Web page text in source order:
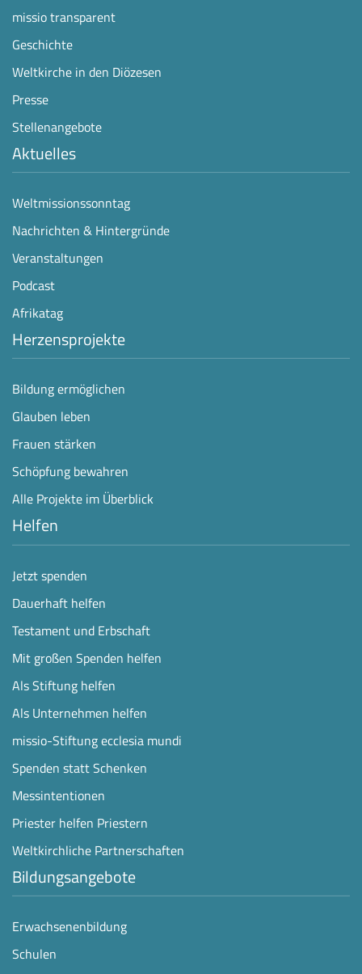
missio transparent
Geschichte
Weltkirche in den Diözesen
Presse
Stellenangebote
Aktuelles
Weltmissionssonntag
Nachrichten & Hintergründe
Veranstaltungen
Podcast
Afrikatag
Herzensprojekte
Bildung ermöglichen
Glauben leben
Frauen stärken
Schöpfung bewahren
Alle Projekte im Überblick
Helfen
Jetzt spenden
Dauerhaft helfen
Testament und Erbschaft
Mit großen Spenden helfen
Als Stiftung helfen
Als Unternehmen helfen
missio-Stiftung ecclesia mundi
Spenden statt Schenken
Messintentionen
Priester helfen Priestern
Weltkirchliche Partnerschaften
Bildungsangebote
Erwachsenenbildung
Schulen